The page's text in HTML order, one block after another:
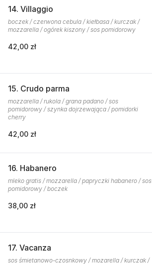
14. Villaggio
boczek / czerwona cebula / kiełbasa / kurczak /
mozzarella / ogórek kiszony / sos pomidorowy
42,00 zł
15. Crudo parma
mozzarella / rukola / grana padano / sos
pomidorowy / szynka dojrzewająca / pomidorki
cherry
42,00 zł
16. Habanero
mleko gratis / mozzarella / papryczki habanero / sos
pomidorowy / boczek
38,00 zł
17. Vacanza
sos śmietanowo-czosnkowy / mozarella / kurczak /